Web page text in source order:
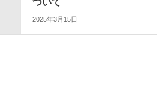
2025年3月15日